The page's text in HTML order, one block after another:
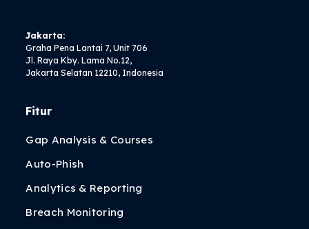
Jakarta:
Graha Pena Lantai 7, Unit 706
Jl. Raya Kby. Lama No.12,
Jakarta Selatan 12210, Indonesia
Fitur
Gap Analysis & Courses
Auto-Phish
Analytics & Reporting
Breach Monitoring